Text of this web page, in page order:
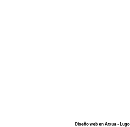
Diseño web en Arxua - Lugo